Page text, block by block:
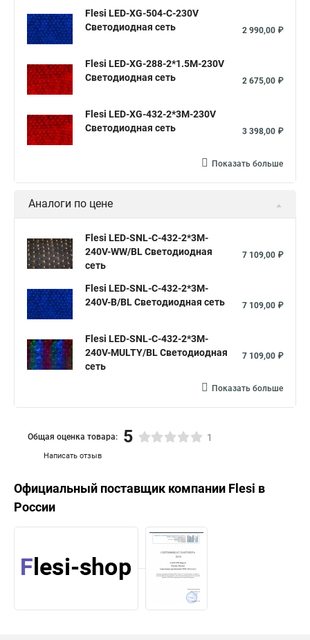
Flesi LED-XG-504-C-230V
Светодиодная сеть
2 990,00 ₽
Flesi LED-XG-288-2*1.5M-230V
Светодиодная сеть
2 675,00 ₽
Flesi LED-XG-432-2*3M-230V
Светодиодная сеть
3 398,00 ₽
Показать больше
Аналоги по цене
Flesi LED-SNL-C-432-2*3M-
240V-WW/BL Светодиодная
сеть
7 109,00 ₽
Flesi LED-SNL-C-432-2*3M-
240V-B/BL Светодиодная сеть
7 109,00 ₽
Flesi LED-SNL-C-432-2*3M-
240V-MULTY/BL Светодиодная
сеть
7 109,00 ₽
Показать больше
Написать отзыв
Общая оценка товара: 5 1
Официальный поставщик компании Flesi в
России